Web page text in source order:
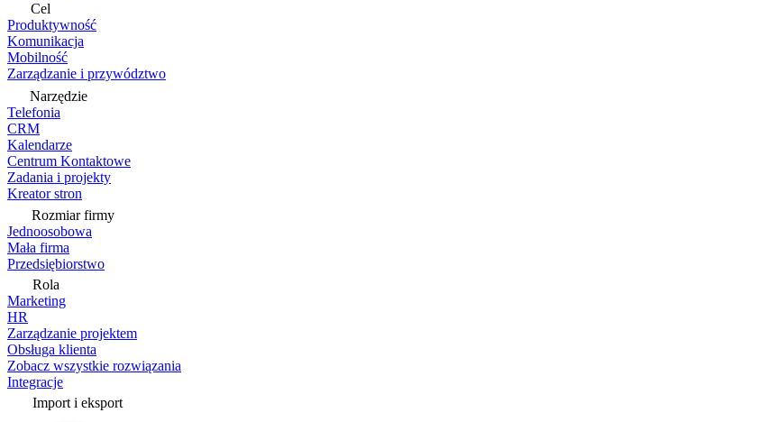
Cel
Produktywność
Komunikacja
Mobilność
Zarządzanie i przywództwo
Narzędzie
Telefonia
CRM
Kalendarze
Centrum Kontaktowe
Zadania i projekty
Kreator stron
Rozmiar firmy
Jednoosobowa
Mała firma
Przedsiębiorstwo
Rola
Marketing
HR
Zarządzanie projektem
Obsługa klienta
Zobacz wszystkie rozwiązania
Integracje
Import i eksport